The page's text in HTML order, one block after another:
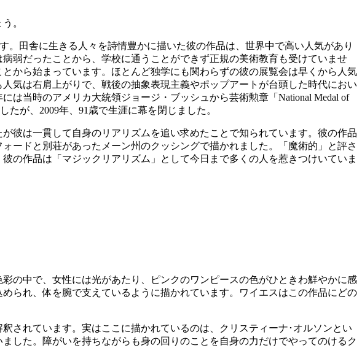
。
。田舎に生きる人々を詩情豊かに描いた彼の作品は、世界中で高い人気があり
弱だったことから、学校に通うことができず正規の美術教育も受けていませ
から始まっています。ほとんど独学にも関わらずの彼の展覧会は早くから人気
気は右肩上がりで、戦後の抽象表現主義やポップアートが台頭した時代におい
は当時のアメリカ大統領ジョージ・ブッシュから芸術勲章「National Medal of
が、2009年、91歳で生涯に幕を閉じました。
彼は一貫して自身のリアリズムを追い求めたことで知られています。彼の作品
ードと別荘があったメーン州のクッシングで描かれました。「魔術的」と評さ
の作品は「マジックリアリズム」として今日まで多くの人を惹きつけいていま
の中で、女性には光があたり、ピンクのワンピースの色がひときわ鮮やかに感
られ、体を腕で支えているように描かれています。ワイエスはこの作品にどの
されています。実はここに描かれているのは、クリスティーナ･オルソンとい
した。障がいを持ちながらも身の回りのことを自身の力だけでやってのけるク